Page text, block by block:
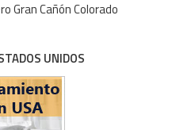
Gran Cañón Colorado
UNIDOS